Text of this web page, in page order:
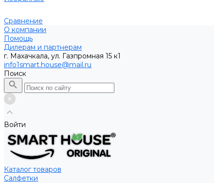
Сравнение
О компании
Помощь
Дилерам и партнерам
г. Махачкала, ул. Газпромная 15 к1
info1smart.house@mail.ru
Поиск
Войти
Каталог товаров
Салфетки